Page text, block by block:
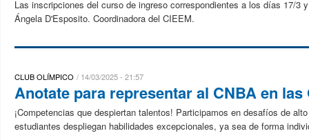
Las inscripciones del curso de ingreso correspondientes a los días 17/
Ángela D'Esposito. Coordinadora del CIEEM.
CLUB OLÍMPICO 14/03/2025 - 21:57
Anotate para representar al CNBA en
¡Competencias que despiertan talentos! Participamos en desafíos de
estudiantes despliegan habilidades excepcionales, ya sea de forma